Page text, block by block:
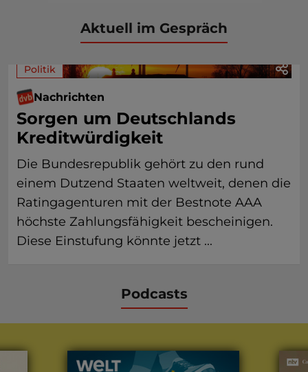
Aktuell im Gespräch
Politik
Nachrichten
Sorgen um Deutschlands
Kreditwürdigkeit
Die Bundesrepublik gehört zu den rund
einem Dutzend Staaten weltweit, denen die
Ratingagenturen mit der Bestnote AAA
höchste Zahlungsfähigkeit bescheinigen.
Diese Einstufung könnte jetzt ...
Podcasts